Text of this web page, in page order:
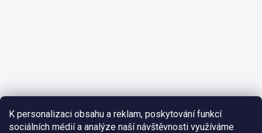
K personalizaci obsahu a reklam, poskytování funkcí
sociálních médií a analýze naší návštěvnosti využíváme